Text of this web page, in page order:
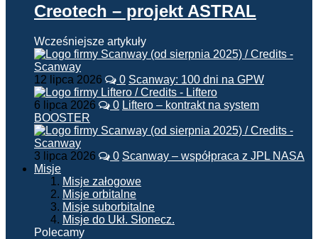
Creotech – projekt ASTRAL
Wcześniejsze artykuły
12 lipca 2026 0 Scanway: 100 dni na GPW
6 lipca 2026 0 Liftero – kontrakt na system
BOOSTER
3 lipca 2026 0 Scanway – współpraca z JPL NASA
Misje
Misje załogowe
Misje orbitalne
Misje suborbitalne
Misje do Ukł. Słonecz.
Polecamy